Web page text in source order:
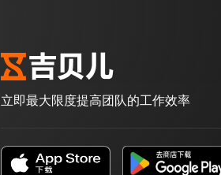
立即最大限度提高团队的工作效率